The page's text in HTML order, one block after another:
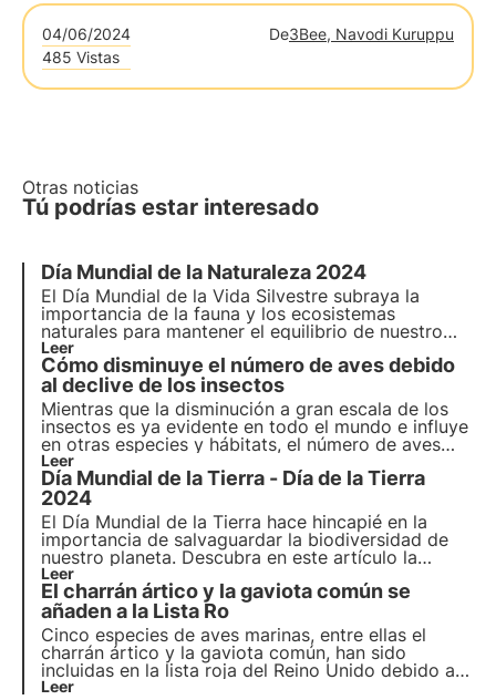
04/06/2024 De3Bee, Navodi Kuruppu
485 Vistas
Otras noticias
Tú podrías estar interesado
Día Mundial de la Naturaleza 2024
El Día Mundial de la Vida Silvestre subraya la
importancia de la fauna y los ecosistemas
naturales para mantener el equilibrio de nuestro
planeta. Descubre en este artículo la historia del
Día Mundial de la Vida Silvestre, el lema de 2024 y
el compromiso de 3Bee con el seguimiento y la
regeneración de la biodiversidad.
Leer
Cómo disminuye el número de aves debido
al declive de los insectos
Mientras que la disminución a gran escala de los
insectos es ya evidente en todo el mundo e influye
en otras especies y hábitats, el número de aves
también se ha desplomado en los últimos años.
¿Hasta qué punto su declive está relacionado o
incluso causado directamente por la pérdida de
insectos?
Leer
Día Mundial de la Tierra - Día de la Tierra
2024
El Día Mundial de la Tierra hace hincapié en la
importancia de salvaguardar la biodiversidad de
nuestro planeta. Descubra en este artículo la
historia del Día de la Tierra, el lema de 2024 y el
compromiso de 3Bee con la vigilancia y protección
de los insectos polinizadores.
Leer
El charrán ártico y la gaviota común se
añaden a la Lista Ro
Cinco especies de aves marinas, entre ellas el
charrán ártico y la gaviota común, han sido
incluidas en la lista roja del Reino Unido debido al
grave declive de sus poblaciones. Este es el
Leer